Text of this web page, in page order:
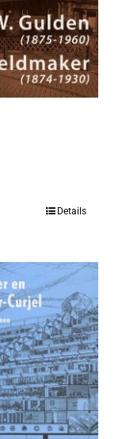
Details